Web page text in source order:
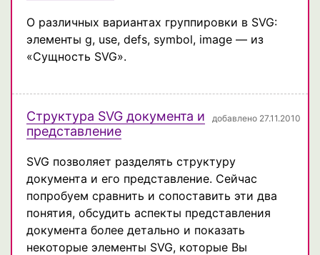
О различных вариантах группировки в SVG:
элементы g, use, defs, symbol, image — из
«Сущность SVG».
Структура SVG документа и
представление
добавлено 27.11.2010
SVG позволяет разделять структуру
документа и его представление. Сейчас
попробуем сравнить и сопоставить эти два
понятия, обсудить аспекты представления
документа более детально и показать
некоторые элементы SVG, которые Вы